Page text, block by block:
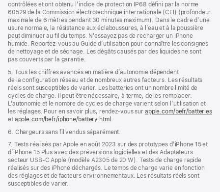
contrôlées et ont obtenu l’indice de protection IP68 défini par la norme
60529 de la Commission électrotechnique internationale (CEI) (profondeur
maximale de 6 mètres pendant 30 minutes maximum). Dans le cadre d’une
usure normale, la résistance aux éclaboussures, à l’eau et à la poussière
peut diminuer au fil du temps. N’essayez pas de recharger un iPhone
humide. Reportez‑vous au Guide d’utilisation pour connaître les consignes
de nettoyage et de séchage. Les dégâts causés par des liquides ne sont
pas couverts par la garantie.
5. Tous les chiffres avancés en matière d’autonomie dépendent
de la configuration réseau et de nombreux autres facteurs. Les résultats
réels sont susceptibles de varier. Les batteries ont un nombre limité de
cycles de charge. Il peut être nécessaire, à terme, de les remplacer.
L’autonomie et le nombre de cycles de charge varient selon l’utilisation et
les réglages. Pour en savoir plus, rendez-vous sur apple.com/befr/batteries
et apple.com/befr/iphone/battery.html .
6. Chargeurs sans fil vendus séparément.
7. Tests réalisés par Apple en août 2023 sur des prototypes d’iPhone 15 et
d’iPhone 15 Plus avec des préversions logicielles et des Adaptateurs
secteur USB‑C Apple (modèle A2305 de 20 W). Tests de charge rapide
réalisés sur des iPhone déchargés. Le temps de charge varie en fonction
des réglages et de facteurs environnementaux. Les résultats réels sont
susceptibles de varier.